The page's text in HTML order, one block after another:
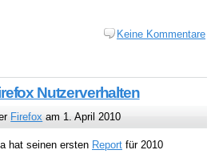
Keine Kommentare
Nutzerverhalten
Firefox am 1. April 2010
hat seinen ersten Report für 2010